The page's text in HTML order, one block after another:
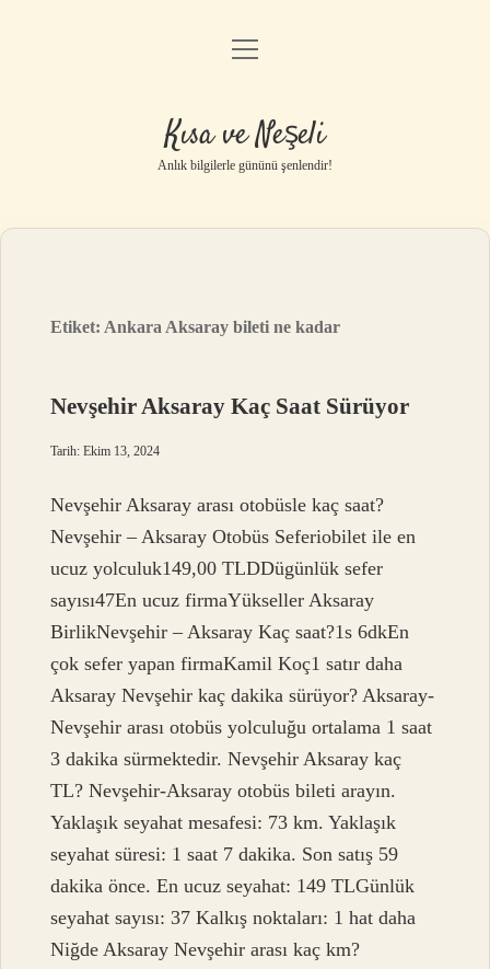
Anasayfa
Yasal Uyarı
menüyü
Kısa ve Neşeli
Anlık bilgilerle gününü şenlendir!
Etiket: Ankara Aksaray bileti ne kadar
Nevşehir Aksaray Kaç Saat Sürüyor
Tarih: Ekim 13, 2024
Nevşehir Aksaray arası otobüsle kaç saat?
Nevşehir – Aksaray Otobüs Seferiobilet ile en
ucuz yolculuk149,00 TLDDügünlük sefer
sayısı47En ucuz firmaYükseller Aksaray
BirlikNevşehir – Aksaray Kaç saat?1s 6dkEn
çok sefer yapan firmaKamil Koç1 satır daha
Aksaray Nevşehir kaç dakika sürüyor? Aksaray-
Nevşehir arası otobüs yolculuğu ortalama 1 saat
3 dakika sürmektedir. Nevşehir Aksaray kaç
TL? Nevşehir-Aksaray otobüs bileti arayın.
Yaklaşık seyahat mesafesi: 73 km. Yaklaşık
seyahat süresi: 1 saat 7 dakika. Son satış 59
dakika önce. En ucuz seyahat: 149 TLGünlük
seyahat sayısı: 37 Kalkış noktaları: 1 hat daha
Niğde Aksaray Nevşehir arası kaç km?